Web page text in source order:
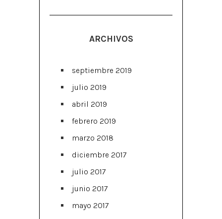
ARCHIVOS
septiembre 2019
julio 2019
abril 2019
febrero 2019
marzo 2018
diciembre 2017
julio 2017
junio 2017
mayo 2017